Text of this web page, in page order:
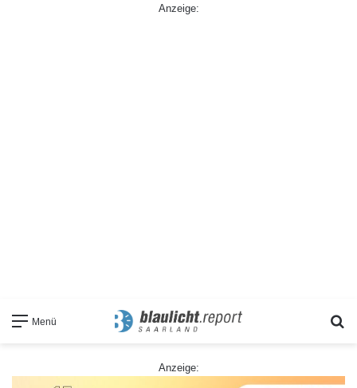
Anzeige:
Menü
Anzeige: